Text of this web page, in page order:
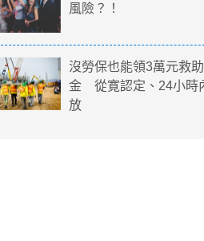
風險？！
沒勞保也能領3萬元救助
金 從寛認定、24小時
放